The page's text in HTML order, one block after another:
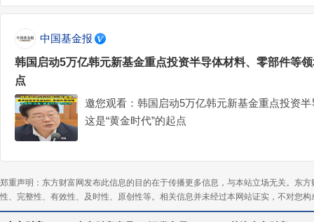
中国基金报
韩国启动5万亿韩元新基金重点投资半导体材料、零部件等
点
邀您观看：韩国启动5万亿韩元新基金重点投资
这是“黄金时代”的起点
郑重声明：东方财富网发布此信息的目的在于传播更多信息，与本站立场无关。东
性、完整性、有效性、及时性、原创性等。相关信息并未经过本网站证实，不对您